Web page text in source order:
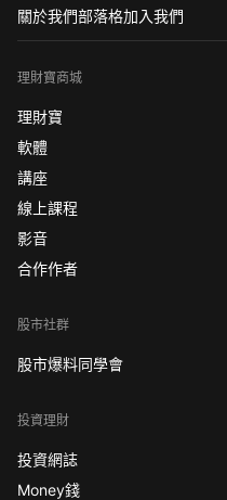
關於我們部落格加入我們
理財寶商城
理財寶
軟體
講座
線上課程
影音
合作作者
股市社群
股市爆料同學會
投資理財
投資網誌
Money錢